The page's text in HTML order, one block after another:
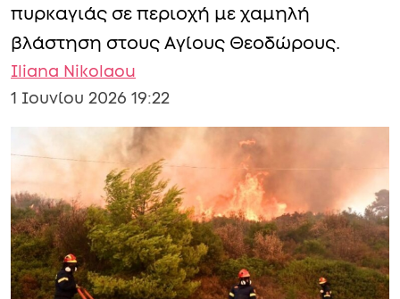
πυρκαγιάς σε περιοχή με χαμηλή
βλάστηση στους Αγίους Θεοδώρους.
Iliana Nikolaou
1 Ιουνίου 2026 19:22